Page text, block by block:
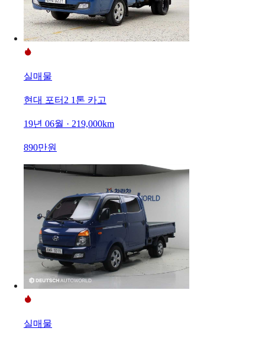
실매물
현대 포터2 1톤 카고
19년 06월 · 219,000km
890만원
실매물